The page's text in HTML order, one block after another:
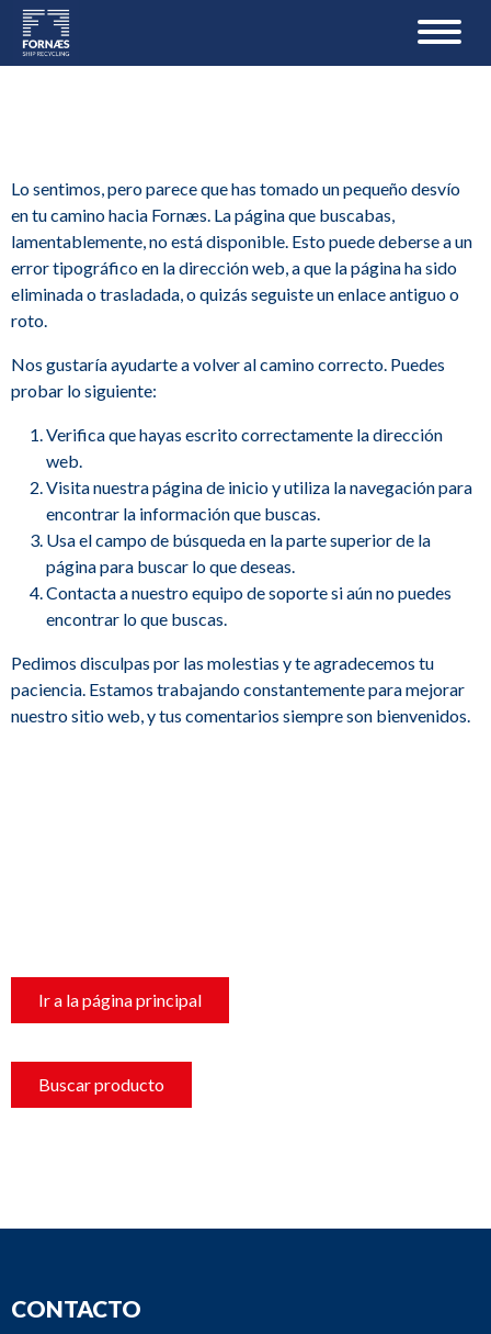
Lo sentimos, pero parece que has tomado un pequeño desvío
en tu camino hacia Fornæs. La página que buscabas,
lamentablemente, no está disponible. Esto puede deberse a un
error tipográfico en la dirección web, a que la página ha sido
eliminada o trasladada, o quizás seguiste un enlace antiguo o
roto.
Nos gustaría ayudarte a volver al camino correcto. Puedes
probar lo siguiente:
Verifica que hayas escrito correctamente la dirección
web.
Visita nuestra página de inicio y utiliza la navegación para
encontrar la información que buscas.
Usa el campo de búsqueda en la parte superior de la
página para buscar lo que deseas.
Contacta a nuestro equipo de soporte si aún no puedes
encontrar lo que buscas.
Pedimos disculpas por las molestias y te agradecemos tu
paciencia. Estamos trabajando constantemente para mejorar
nuestro sitio web, y tus comentarios siempre son bienvenidos.
Ir a la página principal
Buscar producto
CONTACTO